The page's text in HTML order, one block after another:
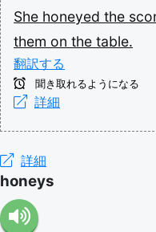
She honeyed the
them on the table.
翻訳する
聞き取れるようになる
詳細
詳細
honeys